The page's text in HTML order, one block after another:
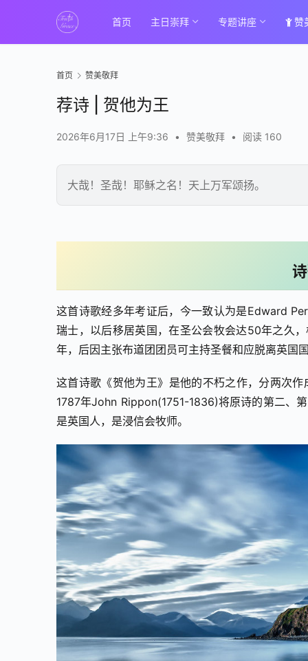
首页 主日崇拜 专题讲座 赞
首页 赞美敬拜
荐诗 | 贺他为王
2026年6月17日 上午9:36 • 赞美敬拜 • 阅读 160
大哉！圣哉！耶稣之名！天上万军颂扬。
00:00 / 01:59
这首诗歌经多年考证后，今一致认为是Edward
瑞士，以后移居英国，在圣公会牧会达50年之久
年，后因主张布道团团员可主持圣餐和应脱离英国
这首诗歌《贺他为王》是他的不朽之作，分两次
1787年John Rippon(1751-1836)将原诗的第二、
是英国人，是浸信会牧师。